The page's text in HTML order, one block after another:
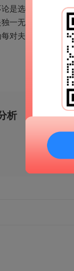
选择离去或是选
一无二的。大家
对夫妻提供一个
析